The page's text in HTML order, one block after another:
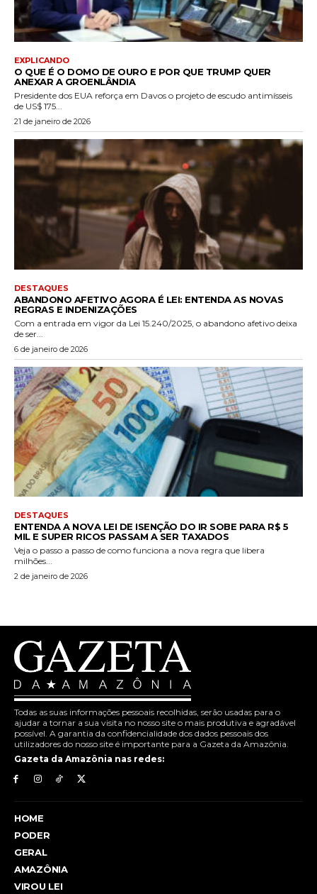
EXPLICANDO
O QUE É O DOMO DE OURO E POR QUE TRUMP QUER
ANEXAR A GROENLÂNDIA
Presidente dos EUA reforça em Davos o projeto de escudo antimísseis
de US$ 175...
21 de janeiro de 2026
DESTAQUES
ABANDONO AFETIVO AGORA É LEI: ENTENDA AS NOVAS
REGRAS E INDENIZAÇÕES
Com a entrada em vigor da Lei 15.240/2025, o abandono afetivo deixa
de ser...
6 de janeiro de 2026
DESTAQUES
ENTENDA A NOVA LEI DE ISENÇÃO DO IR SOBE PARA R$ 5
MIL E SUPER RICOS PASSAM A SER TAXADOS
Veja o passo a passo de como funciona a nova regra que libera
milhões...
2 de janeiro de 2026
Todas as suas informações pessoais recolhidas, serão usadas para o
ajudar a tornar a sua visita no nosso site o mais produtiva e agradável
possível. A garantia da confidencialidade dos dados pessoais dos
utilizadores do nosso site é importante para a Gazeta da Amazônia.
Gazeta da Amazônia nas redes:
HOME
PODER
GERAL
AMAZÔNIA
VIROU LEI